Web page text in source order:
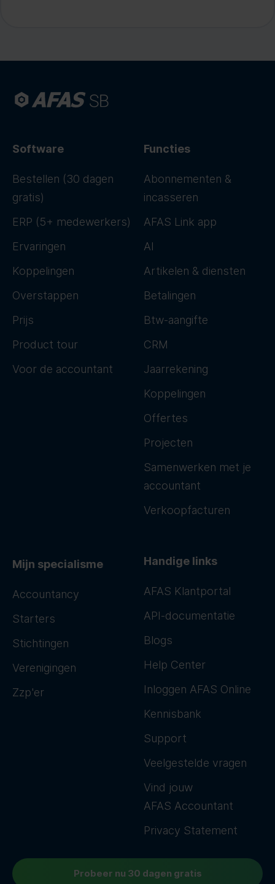
Software
Bestellen (30 dagen
gratis)
ERP (5+ medewerkers)
Ervaringen
Koppelingen
Overstappen
Prijs
Product tour
Voor de accountant
Functies
Abonnementen &
incasseren
AFAS Link app
AI
Artikelen & diensten
Betalingen
Btw-aangifte
CRM
Jaarrekening
Koppelingen
Offertes
Projecten
Samenwerken met je
accountant
Verkoopfacturen
Mijn specialisme
Accountancy
Starters
Stichtingen
Verenigingen
Zzp'er
Handige links
AFAS Klantportal
API-documentatie
Blogs
Help Center
Inloggen AFAS Online
Kennisbank
Support
Veelgestelde vragen
Vind jouw
AFAS Accountant
Privacy Statement
Probeer nu 30 dagen gratis